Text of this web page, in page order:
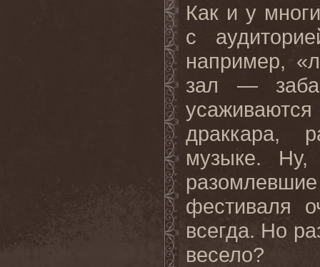
Как и у
с
например,
зал —
драккара,
музыке.
фестиваля
всегда. Но
весело?